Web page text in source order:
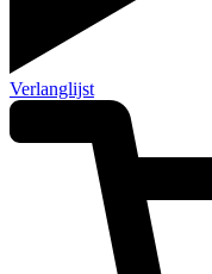
Verlanglijst